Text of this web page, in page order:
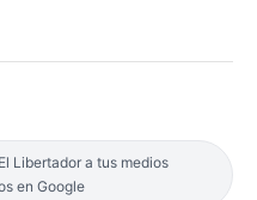
Libertador a tus medios
en Google